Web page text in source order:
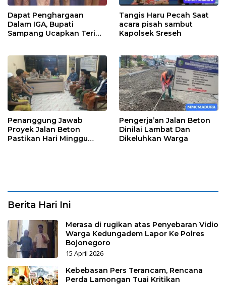
Dapat Penghargaan
Dalam IGA, Bupati
Sampang Ucapkan Terima
Tangis Haru Pecah Saat
acara pisah sambut
Kapolsek Sreseh
Penanggung Jawab
Proyek Jalan Beton
Pastikan Hari Minggu
Pengerja’an Jalan Beton
Dinilai Lambat Dan
Dikeluhkan Warga
Berita Hari Ini
Merasa di rugikan atas Penyebaran Vidio
Warga Kedungadem Lapor Ke Polres
Bojonegoro
15 April 2026
Kebebasan Pers Terancam, Rencana
Perda Lamongan Tuai Kritikan